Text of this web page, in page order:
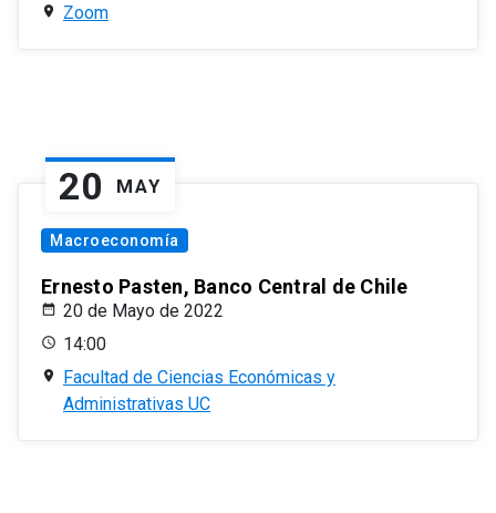
Zoom
20 MAY
Macroeconomía
Ernesto Pasten, Banco Central de Chile
20 de Mayo de 2022
14:00
Facultad de Ciencias Económicas y
Administrativas UC